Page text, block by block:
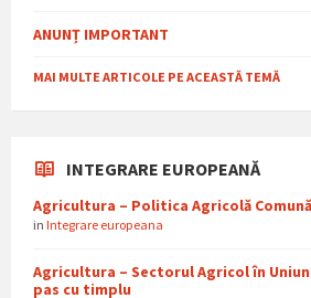
ANUNȚ IMPORTANT
MAI MULTE ARTICOLE PE ACEASTĂ TEMĂ
INTEGRARE EUROPEANĂ
Agricultura – Politica Agricolă
in Integrare europeana
Agricultura – Sectorul Agricol în
pas cu timplu